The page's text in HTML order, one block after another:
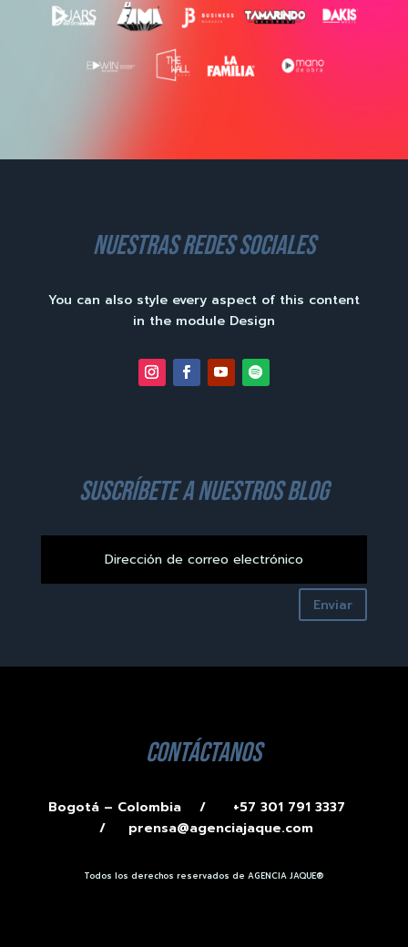
nuestras redes sociales
You can also style every aspect of this content
in the module Design
suscríbete a nuestros blog
Enviar
contáctanos
Bogotá – Colombia /
+57 301 791 3337
/ prensa@agenciajaque.com
Todos los derechos reservados de AGENCIA JAQUE®